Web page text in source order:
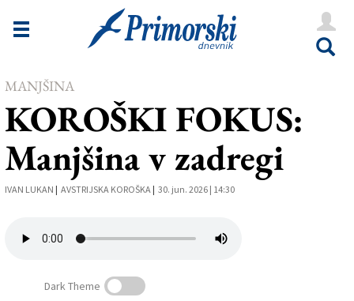
Novice
Goriška
Kultura
Šport
Še
MANJŠINA
KOROŠKI FOKUS:
Manjšina v zadregi
IVAN LUKAN | AVSTRIJSKA KOROŠKA | 30. jun. 2026 | 14:30
Dark Theme